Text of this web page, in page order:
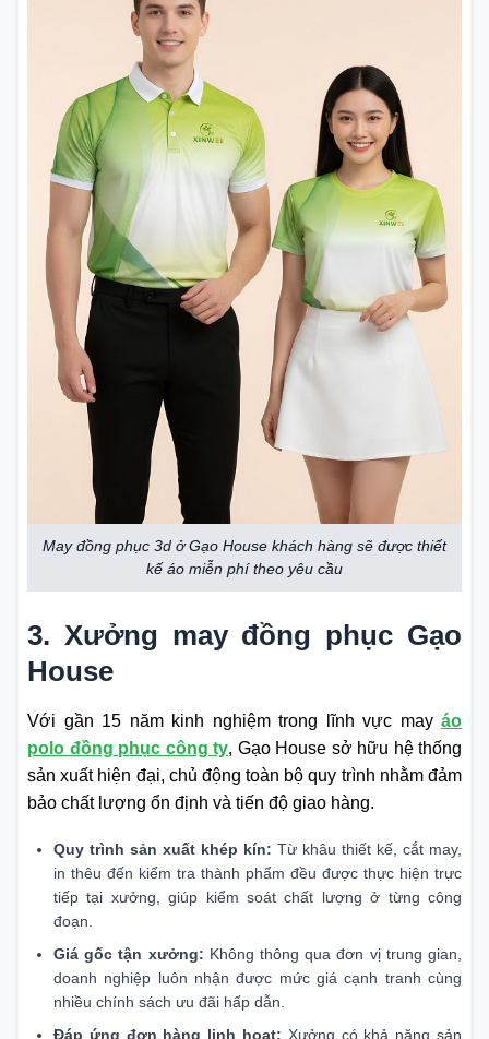
May đồng phục 3d ở Gạo House khách hàng sẽ được thiết
kế áo miễn phí theo yêu cầu
3. Xưởng may đồng phục Gạo
House
Với gần 15 năm kinh nghiệm trong lĩnh vực may áo
polo đồng phục công ty, Gạo House sở hữu hệ thống
sản xuất hiện đại, chủ động toàn bộ quy trình nhằm đảm
bảo chất lượng ổn định và tiến độ giao hàng.
Quy trình sản xuất khép kín: Từ khâu thiết kế, cắt may,
in thêu đến kiểm tra thành phẩm đều được thực hiện trực
tiếp tại xưởng, giúp kiểm soát chất lượng ở từng công
đoạn.
Giá gốc tận xưởng: Không thông qua đơn vị trung gian,
doanh nghiệp luôn nhận được mức giá cạnh tranh cùng
nhiều chính sách ưu đãi hấp dẫn.
Đáp ứng đơn hàng linh hoạt: Xưởng có khả năng sản